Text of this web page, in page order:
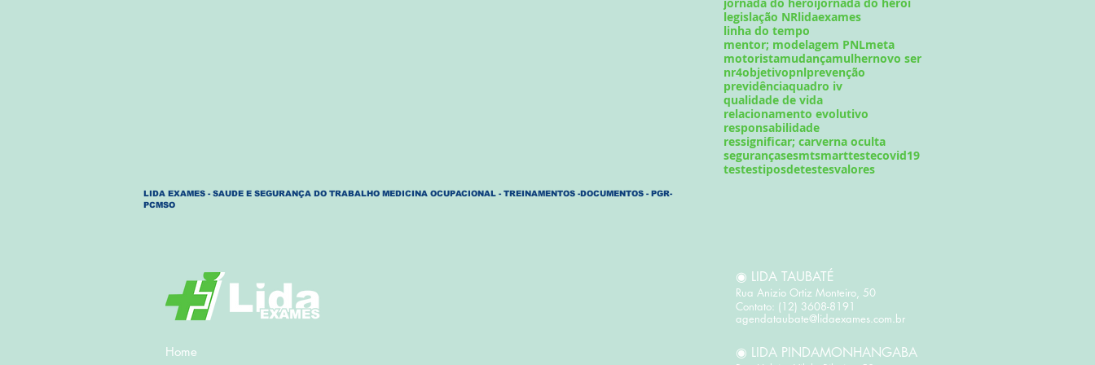
legislação NRlidaexames
linha do tempo
mentor; modelagem PNLmeta
motoristamudançamulhernovo ser
nr4objetivopnlprevenção
previdênciaquadro iv
qualidade de vida
relacionamento evolutivo
responsabilidade
ressignificar; carverna oculta
segurançasesmtsmarttestecovid19
testestiposdetestesvalores
LIDA EXAMES - SAUDE E SEGURANÇA DO TRABALHO MEDICINA OCUPACIONAL - TREINAMENTOS -DOCUMENTOS - PGR-
PCMSO
Home
◉ LIDA TAUBATÉ
Rua Anizio Ortiz Monteiro, 50 ​
Contato: (12) 3608-8191
agendataubate@lidaexames.com.br
◉ LIDA PINDAMONHANGABA